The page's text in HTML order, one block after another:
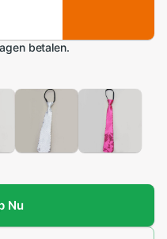
betalen.
Nu